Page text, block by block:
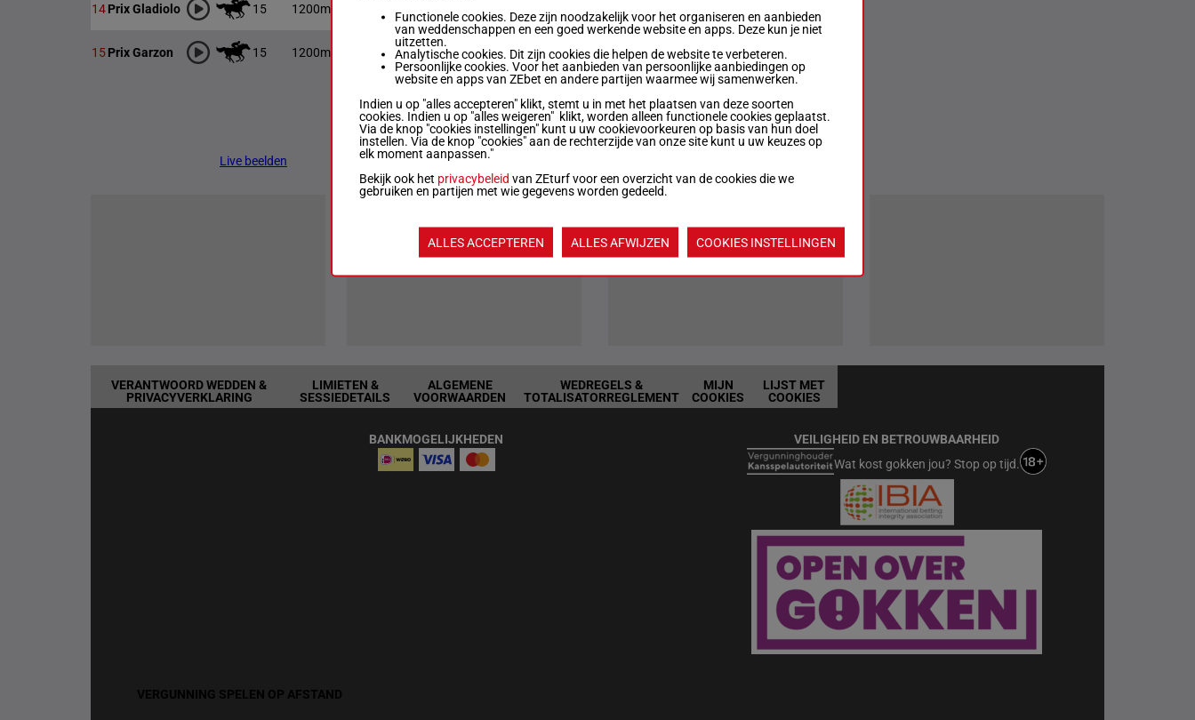
14Prix Gladiolo 15 1200m Officiële uitslag: 7 - 10 - 14 - 3 Uitslagen
15Prix Garzon 15 1200m Officiële uitslag: 11 - 15 - 6 - 3 Uitslagen
Jouw favoriete paarden
Live beelden Nieuws
VERANTWOORD WEDDEN &
PRIVACYVERKLARING
LIMIETEN &
SESSIEDETAILS
ALGEMENE
VOORWAARDEN
WEDREGELS &
TOTALISATORREGLEMENT
MIJN
COOKIES
LIJST MET
COOKIES
BANKMOGELIJKHEDEN
VEILIGHEID EN BETROUWBAARHEID
Wat kost gokken jou? Stop op tijd.
VERGUNNING SPELEN OP AFSTAND
Functionele cookies. Deze zijn noodzakelijk voor het organiseren en aanbieden
van weddenschappen en een goed werkende website en apps. Deze kun je niet
uitzetten.
Analytische cookies. Dit zijn cookies die helpen de website te verbeteren.
Persoonlijke cookies. Voor het aanbieden van persoonlijke aanbiedingen op
website en apps van ZEbet en andere partijen waarmee wij samenwerken.
Indien u op "alles accepteren" klikt, stemt u in met het plaatsen van deze soorten
cookies. Indien u op "alles weigeren" klikt, worden alleen functionele cookies geplaatst.
Via de knop "cookies instellingen" kunt u uw cookievoorkeuren op basis van hun doel
instellen. Via de knop "cookies" aan de rechterzijde van onze site kunt u uw keuzes op
elk moment aanpassen."
Bekijk ook het privacybeleid van ZEturf voor een overzicht van de cookies die we
gebruiken en partijen met wie gegevens worden gedeeld.
ALLES ACCEPTEREN ALLES AFWIJZEN COOKIES INSTELLINGEN